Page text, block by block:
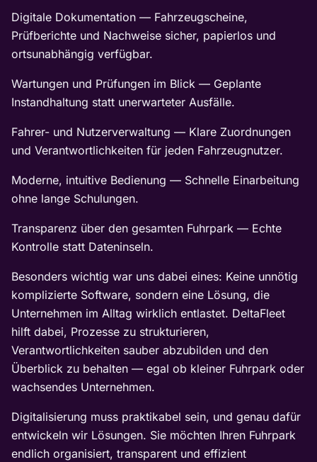
Digitale Dokumentation — Fahrzeugscheine,
Prüfberichte und Nachweise sicher, papierlos und
ortsunabhängig verfügbar.
Wartungen und Prüfungen im Blick — Geplante
Instandhaltung statt unerwarteter Ausfälle.
Fahrer- und Nutzerverwaltung — Klare Zuordnungen
und Verantwortlichkeiten für jeden Fahrzeugnutzer.
Moderne, intuitive Bedienung — Schnelle Einarbeitung
ohne lange Schulungen.
Transparenz über den gesamten Fuhrpark — Echte
Kontrolle statt Dateninseln.
Besonders wichtig war uns dabei eines: Keine unnötig
komplizierte Software, sondern eine Lösung, die
Unternehmen im Alltag wirklich entlastet. DeltaFleet
hilft dabei, Prozesse zu strukturieren,
Verantwortlichkeiten sauber abzubilden und den
Überblick zu behalten — egal ob kleiner Fuhrpark oder
wachsendes Unternehmen.
Digitalisierung muss praktikabel sein, und genau dafür
entwickeln wir Lösungen. Sie möchten Ihren Fuhrpark
endlich organisiert, transparent und effizient